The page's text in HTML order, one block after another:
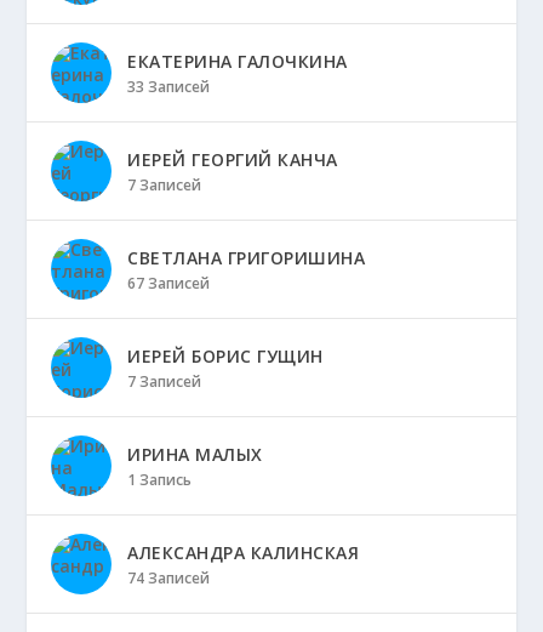
ЕКАТЕРИНА ГАЛОЧКИНА
33 Записей
ИЕРЕЙ ГЕОРГИЙ КАНЧА
7 Записей
СВЕТЛАНА ГРИГОРИШИНА
67 Записей
ИЕРЕЙ БОРИС ГУЩИН
7 Записей
ИРИНА МАЛЫХ
1 Запись
АЛЕКСАНДРА КАЛИНСКАЯ
74 Записей